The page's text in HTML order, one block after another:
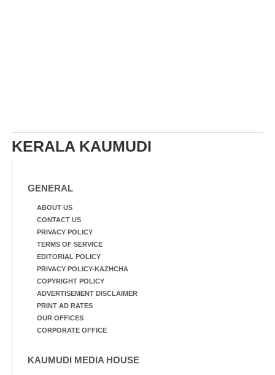
KERALA KAUMUDI
GENERAL
ABOUT US
CONTACT US
PRIVACY POLICY
TERMS OF SERVICE
EDITORIAL POLICY
PRIVACY POLICY-KAZHCHA
COPYRIGHT POLICY
ADVERTISEMENT DISCLAIMER
PRINT AD RATES
OUR OFFICES
CORPORATE OFFICE
KAUMUDI MEDIA HOUSE